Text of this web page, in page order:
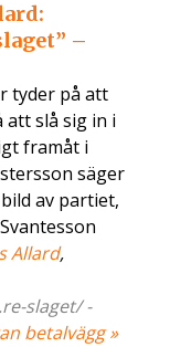
–
tyder på att
slå sig in i
framåt i
säger
av partiet,
Allard,
slaget/ -
betalvägg »